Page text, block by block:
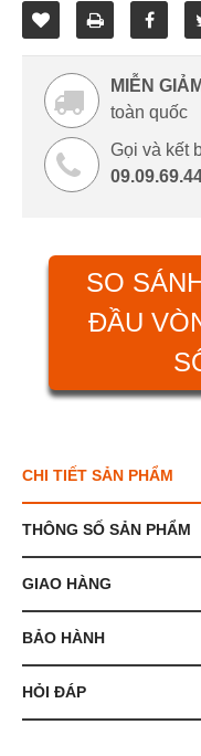
MIỄN
toàn quốc
Gọi và kết
SO
ĐẦU
CHI TIẾT SẢN PHẨM
THÔNG SỐ SẢN PHẨM
GIAO HÀNG
BẢO HÀNH
HỎI ĐÁP